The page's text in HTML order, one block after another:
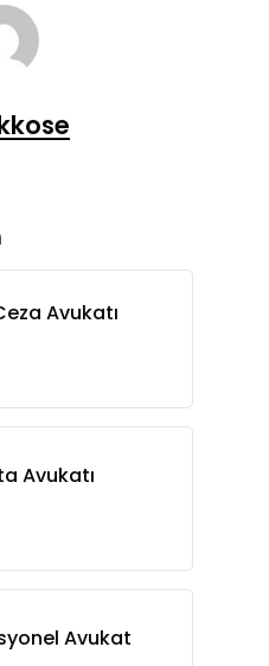
Avukatı
Avukatı
Avukat